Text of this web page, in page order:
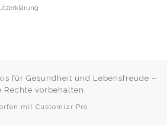
für Gesundheit und Lebensfreude –
Rechte vorbehalten
mit Customizr Pro